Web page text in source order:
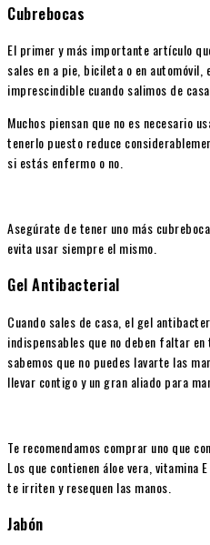
Cubrebocas
El primer y más importante artículo
sales en a pie, bicileta o en automóvil,
imprescindible cuando salimos de casa.
Muchos piensan que no es necesario
tenerlo puesto reduce
si estás enfermo o no.
Asegúrate de tener uno más
evita usar siempre el mismo.
Gel Antibacterial
Cuando sales de casa, el gel
indispensables que no deben faltar en
sabemos que no puedes lavarte las
llevar contigo y un gran aliado para
Te recomendamos comprar uno que
Los que contienen áloe vera, vitamina
te irriten y resequen las manos.
Jabón